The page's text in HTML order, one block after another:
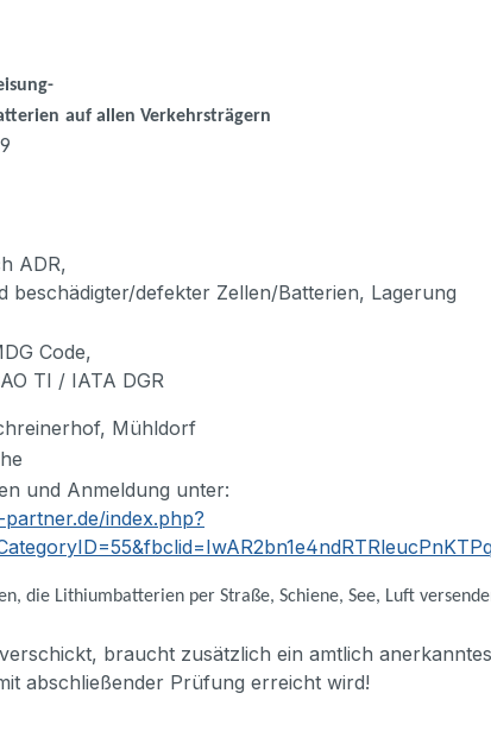
auf allen Verkehrsträgern
ADR,
beschädigter/defekter Zellen/Batterien, Lagerung
Code,
TI / IATA DGR
Mühldorf
und Anmeldung unter:
index.php?
die Lithiumbatterien per Straße, Schiene, See, Luft
braucht zusätzlich ein amtlich
abschließender Prüfung erreicht wird!